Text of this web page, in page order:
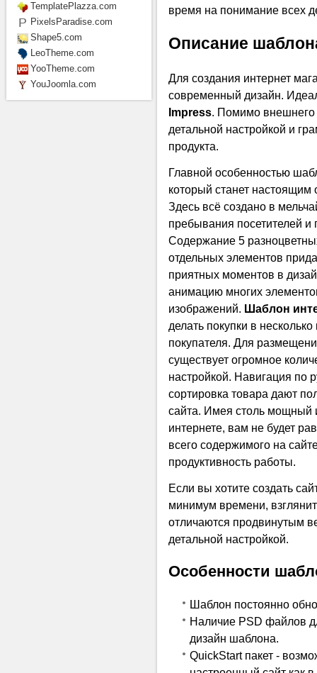
время на понимание всех
Описание
Для создания интернет
современный дизайн.
Impress. Помимо внешнего
детальной настройкой и
продукта.
Главной особенностью
который станет настоящим
Здесь всё создано в
пребывания посетителей и
Содержание 5
отдельных элементов
приятных моментов в
анимацию многих
изображений. Шаблон
делать покупки в
покупателя. Для
существует огромное
настройкой. Навигация по
сортировка товара дают
сайта. Имея столь мощный
интернете, вам не будет
всего содержимого на
продуктивность работы.
Если вы хотите создать
минимум времени,
отличаются продвинутым
детальной настройкой.
Особенности
Шаблон постоянно
Наличие PSD файлов
дизайн шаблона.
QuickStart пакет -
TemplatePlazza.com
PixelsParadise.com
Shape5.com
LeoTheme.com
YooTheme.com
YouJoomla.com